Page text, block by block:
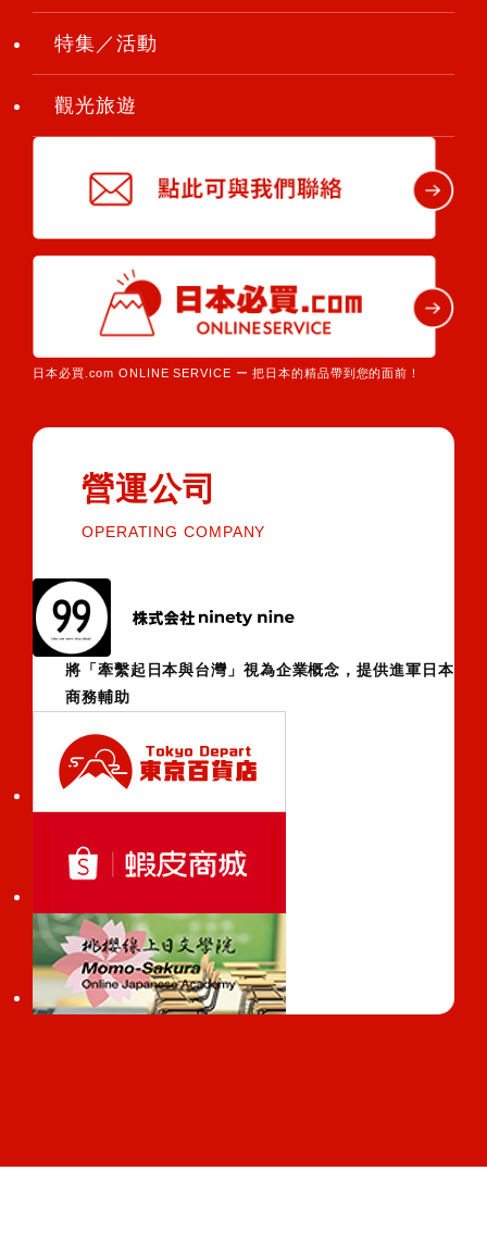
特集／活動
觀光旅遊
日本必買.com ONLINE SERVICE ー 把日本的精品帶到您的面前！
營運公司
OPERATING COMPANY
將「牽繫起日本與台灣」視為企業概念，提供進軍日本
商務輔助